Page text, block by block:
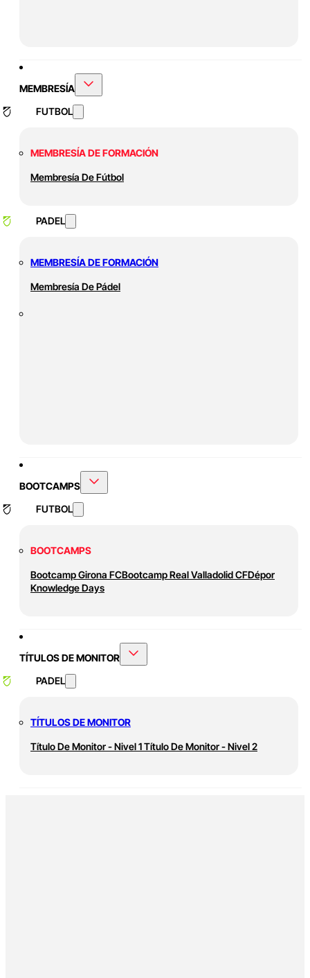
MEMBRESÍA
FUTBOL
MEMBRESÍA DE FORMACIÓN
Membresía De Fútbol
PADEL
MEMBRESÍA DE FORMACIÓN
Membresía De Pádel
BOOTCAMPS
FUTBOL
BOOTCAMPS
Bootcamp Girona FCBootcamp Real Valladolid CFDépor
Knowledge Days
TÍTULOS DE MONITOR
PADEL
TÍTULOS DE MONITOR
Título De Monitor - Nivel 1Título De Monitor - Nivel 2